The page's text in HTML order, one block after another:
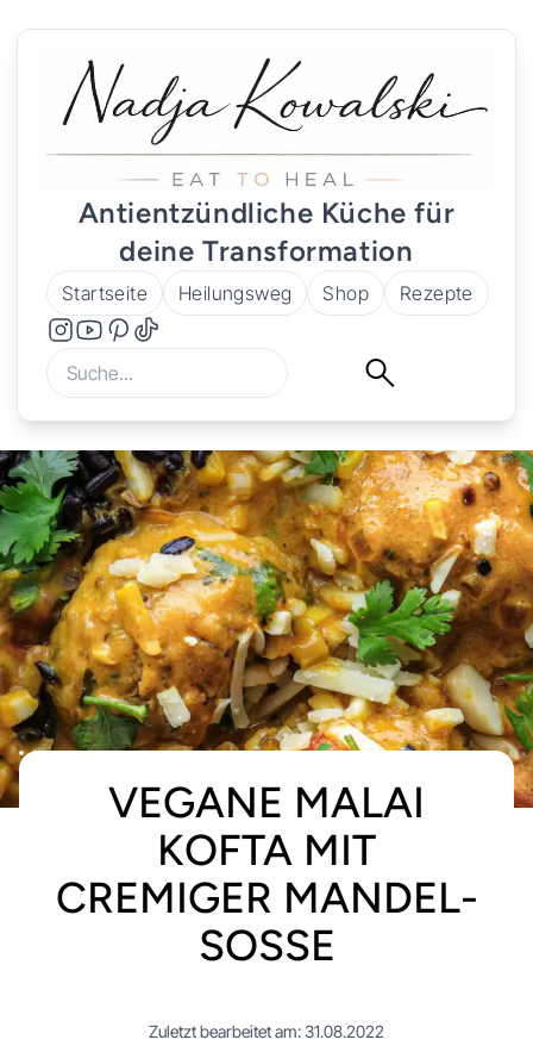
Antientzündliche Küche für
deine Transformation
Startseite Heilungsweg Shop Rezepte
VEGANE MALAI
KOFTA MIT
CREMIGER MANDEL-
SOSSE
Zuletzt bearbeitet am: 31.08.2022